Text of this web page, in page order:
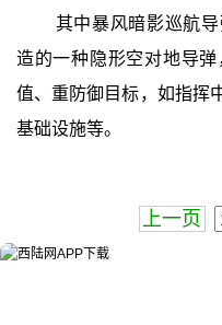
其中暴风暗影巡航
造的一种隐形空对地导
值、重防御目标，如指挥
基础设施等。
上一页